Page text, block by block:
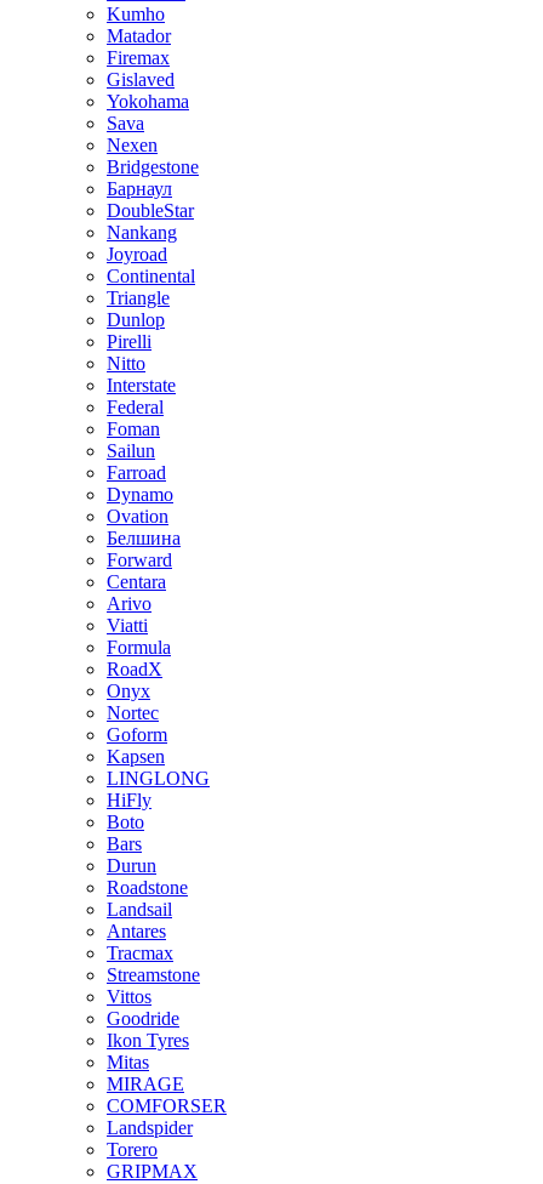
Kumho
Matador
Firemax
Gislaved
Yokohama
Sava
Nexen
Bridgestone
Барнаул
DoubleStar
Nankang
Joyroad
Continental
Triangle
Dunlop
Pirelli
Nitto
Interstate
Federal
Foman
Sailun
Farroad
Dynamo
Ovation
Белшина
Forward
Centara
Arivo
Viatti
Formula
RoadX
Onyx
Nortec
Goform
Kapsen
LINGLONG
HiFly
Boto
Bars
Durun
Roadstone
Landsail
Antares
Tracmax
Streamstone
Vittos
Goodride
Ikon Tyres
Mitas
MIRAGE
COMFORSER
Landspider
Torero
GRIPMAX